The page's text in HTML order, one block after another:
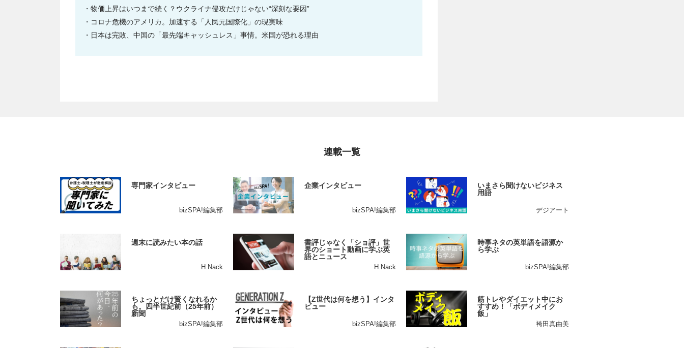
物価上昇はいつまで続く？ウクライナ侵攻だけじゃない“深刻な要因”
コロナ危機のアメリカ。加速する「人民元国際化」の現実味
日本は完敗、中国の「最先端キャッシュレス」事情。米国が恐れる理由
連載一覧
専門家インタビュー
bizSPA!編集部
企業インタビュー
bizSPA!編集部
いまさら聞けないビジネス
用語
デジアート
週末に読みたい本の話
H.Nack
書評じゃなく「ショ評」世
界のショート動画に学ぶ英
語とニュース
H.Nack
時事ネタの英単語を語源か
ら学ぶ
bizSPA!編集部
ちょっとだけ賢くなれるか
も。四半世紀前（25年前）
新聞
bizSPA!編集部
【Z世代は何を想う】インタ
ビュー
bizSPA!編集部
筋トレやダイエット中にお
すすめ！「ボディメイク
飯」
袴田真由美